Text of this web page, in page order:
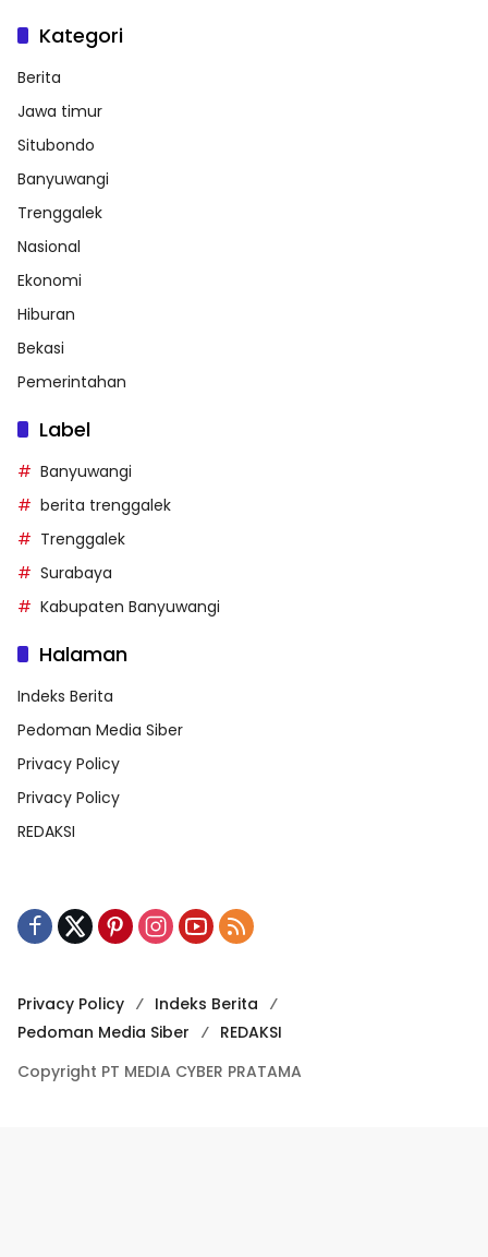
Kategori
Berita
Jawa timur
Situbondo
Banyuwangi
Trenggalek
Nasional
Ekonomi
Hiburan
Bekasi
Pemerintahan
Label
Banyuwangi
berita trenggalek
Trenggalek
Surabaya
Kabupaten Banyuwangi
Halaman
Indeks Berita
Pedoman Media Siber
Privacy Policy
Privacy Policy
REDAKSI
Privacy Policy
Indeks Berita
Pedoman Media Siber
REDAKSI
Copyright PT MEDIA CYBER PRATAMA